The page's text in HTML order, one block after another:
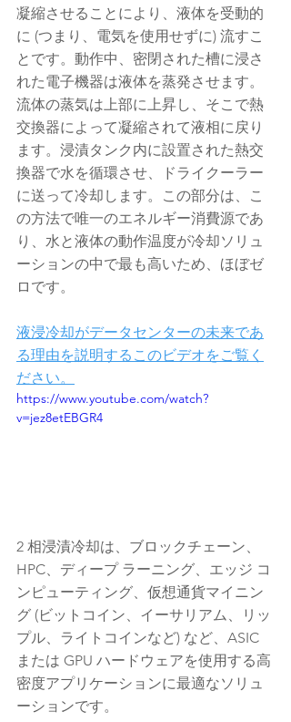
凝縮させることにより、液体を受動的
に (つまり、電気を使用せずに) 流すこ
とです。動作中、密閉された槽に浸さ
れた電子機器は液体を蒸発させます。
流体の蒸気は上部に上昇し、そこで熱
交換器によって凝縮されて液相に戻り
ます。浸漬タンク内に設置された熱交
換器で水を循環させ、ドライクーラー
に送って冷却します。この部分は、こ
の方法で唯一のエネルギー消費源であ
り、水と液体の動作温度が冷却ソリュ
ーションの中で最も高いため、ほぼゼ
ロです。
液浸冷却がデータセンターの未来であ
る理由を説明するこのビデオをご覧く
ださい。
https://www.youtube.com/watch?
v=jez8etEBGR4
2 相浸漬冷却は、ブロックチェーン、
HPC、ディープ ラーニング、エッジ コ
ンピューティング、仮想通貨マイニン
グ (ビットコイン、イーサリアム、リッ
プル、ライトコインなど) など、ASIC
または GPU ハードウェアを使用する高
密度アプリケーションに最適なソリュ
ーションです。